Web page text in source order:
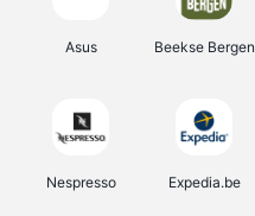
Asus Beekse Bergen
Nespresso Expedia.be